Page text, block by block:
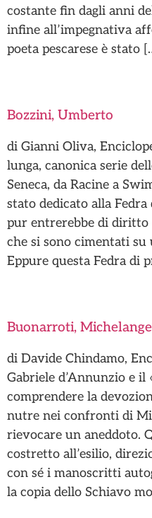
costante fin dagli anni
infine all’impegnativa
poeta pescarese è stato
Bozzini, Umberto
di Gianni Oliva,
lunga, canonica serie
Seneca, da Racine a
stato dedicato alla
pur entrerebbe di
che si sono cimentati
Eppure questa Fedra di
Buonarroti,
di Davide Chindamo,
Gabriele d’Annunzio e il
comprendere la
nutre nei confronti di
rievocare un aneddoto.
costretto all’esilio,
con sé i manoscritti
la copia dello Schiavo